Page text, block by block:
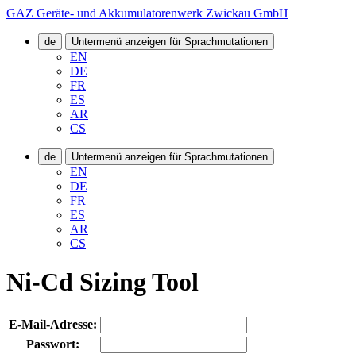
GAZ Geräte- und Akkumulatorenwerk Zwickau GmbH
de Untermenü anzeigen für Sprachmutationen
EN
DE
FR
ES
AR
CS
de Untermenü anzeigen für Sprachmutationen
EN
DE
FR
ES
AR
CS
Ni-Cd Sizing Tool
E-Mail-Adresse:
Passwort: